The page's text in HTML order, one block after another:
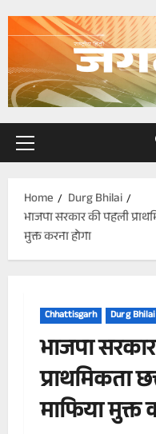
Primary
Home
Durg Bhilai
भाजपा सरकार की पहली
मुक्त करना होगा
Chhattisgarh Durg Bhilai
भाजपा
प्राथमिकता
माफिया मुक्त